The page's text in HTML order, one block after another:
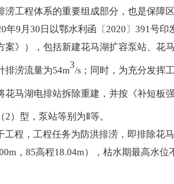
涝工程体系的重要组成部分，也是保障
年9 月 30 日以鄂水利函〔 2020 〕 391号印
》），包括新建花马湖扩容泵站、花
排涝流量为54m
3
/s ；同时，为充分发挥
马湖电排站拆除重建，并按《补短板
2）型，泵站等别为Ⅱ等。
程，工程任务为防洪排涝，即排除花
， 85高程18.04m），枯水期最高水位